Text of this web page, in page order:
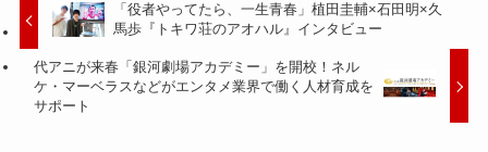
「役者やってたら、一生青春」植田圭輔×石田明×久
馬歩『トキワ荘のアオハル』インタビュー
代アニが来春「銀河劇場アカデミー」を開校！ネル
ケ・マーベラスなどがエンタメ業界で働く人材育成を
サポート